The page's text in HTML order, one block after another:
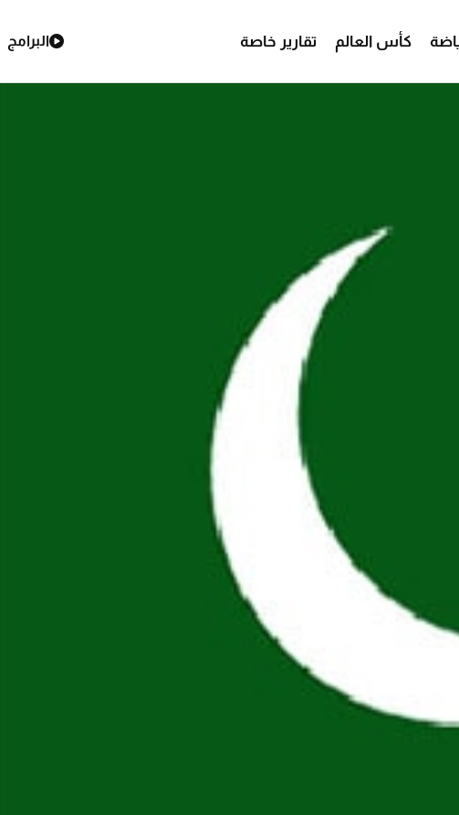
كأس العالم تقارير خاصة البرامج